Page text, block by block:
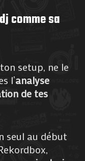
comme sa
setup, ne le
l’analyse
de tes
seul au début